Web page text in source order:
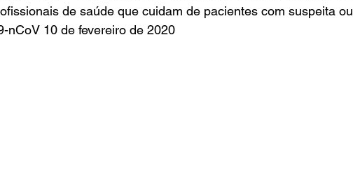
de saúde que cuidam de pacientes com suspeita ou
nCoV 10 de fevereiro de 2020